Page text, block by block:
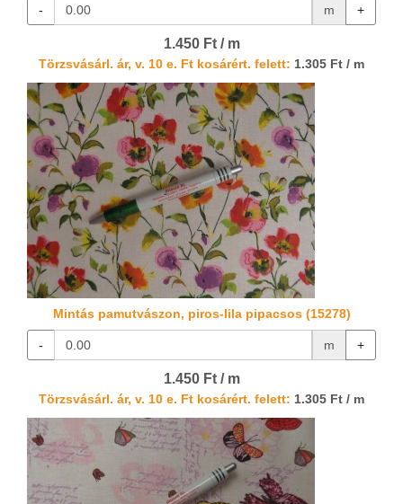
- m +
1.450 Ft / m
Törzsvásárl. ár, v. 10 e. Ft kosárért. felett: 1.305 Ft / m
Mintás pamutvászon, piros-lila pipacsos (15278)
- m +
1.450 Ft / m
Törzsvásárl. ár, v. 10 e. Ft kosárért. felett: 1.305 Ft / m